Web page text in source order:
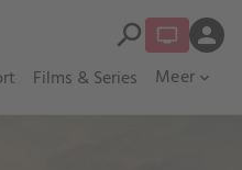
Films & Series Meer expand_more
search person